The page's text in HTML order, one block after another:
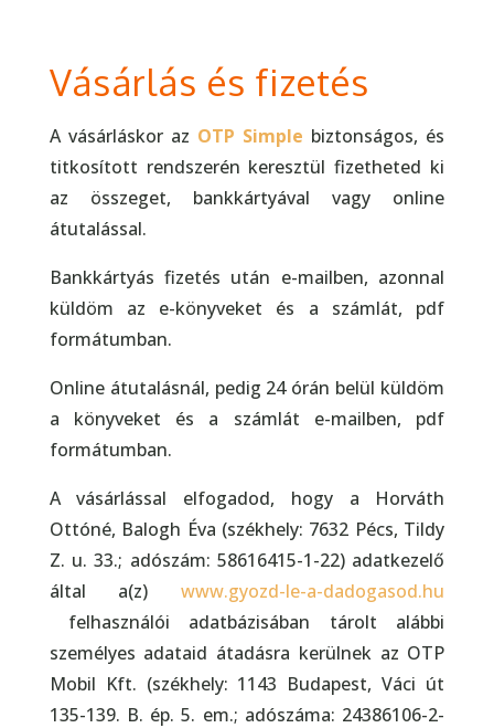
Vásárlás és fizetés
A vásárláskor az OTP Simple biztonságos, és
titkosított rendszerén keresztül fizetheted ki
az összeget, bankkártyával vagy online
átutalással.
Bankkártyás fizetés után e-mailben, azonnal
küldöm az e-könyveket és a számlát, pdf
formátumban.
Online átutalásnál, pedig 24 órán belül küldöm
a könyveket és a számlát e-mailben, pdf
formátumban.
A vásárlással elfogadod, hogy a Horváth
Ottóné, Balogh Éva (székhely: 7632 Pécs, Tildy
Z. u. 33.; adószám: 58616415-1-22) adatkezelő
által a(z)www.gyozd-le-a-dadogasod.hu
felhasználói adatbázisában tárolt alábbi
személyes adataid átadásra kerülnek az OTP
Mobil Kft. (székhely: 1143 Budapest,Váci út
135-139. B. ép. 5. em.; adószáma: 24386106-2-